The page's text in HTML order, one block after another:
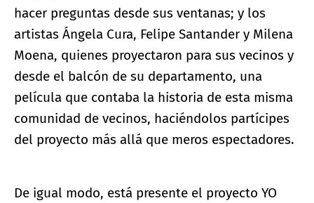
hacer preguntas desde sus ventanas; y los
artistas Ángela Cura, Felipe Santander y Milena
Moena, quienes proyectaron para sus vecinos y
desde el balcón de su departamento, una
película que contaba la historia de esta misma
comunidad de vecinos, haciéndolos partícipes
del proyecto más allá que meros espectadores.
De igual modo, está presente el proyecto YO